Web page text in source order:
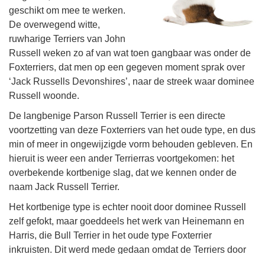
geschikt om mee te werken.
De overwegend witte,
ruwharige Terriers van John
Russell weken zo af van wat toen gangbaar was onder de
Foxterriers, dat men op een gegeven moment sprak over
‘Jack Russells Devonshires’, naar de streek waar dominee
Russell woonde.
De langbenige Parson Russell Terrier is een directe
voortzetting van deze Foxterriers van het oude type, en dus
min of meer in ongewijzigde vorm behouden gebleven. En
hieruit is weer een ander Terrierras voortgekomen: het
overbekende kortbenige slag, dat we kennen onder de
naam Jack Russell Terrier.
Het kortbenige type is echter nooit door dominee Russell
zelf gefokt, maar goeddeels het werk van Heinemann en
Harris, die Bull Terrier in het oude type Foxterrier
inkruisten. Dit werd mede gedaan omdat de Terriers door